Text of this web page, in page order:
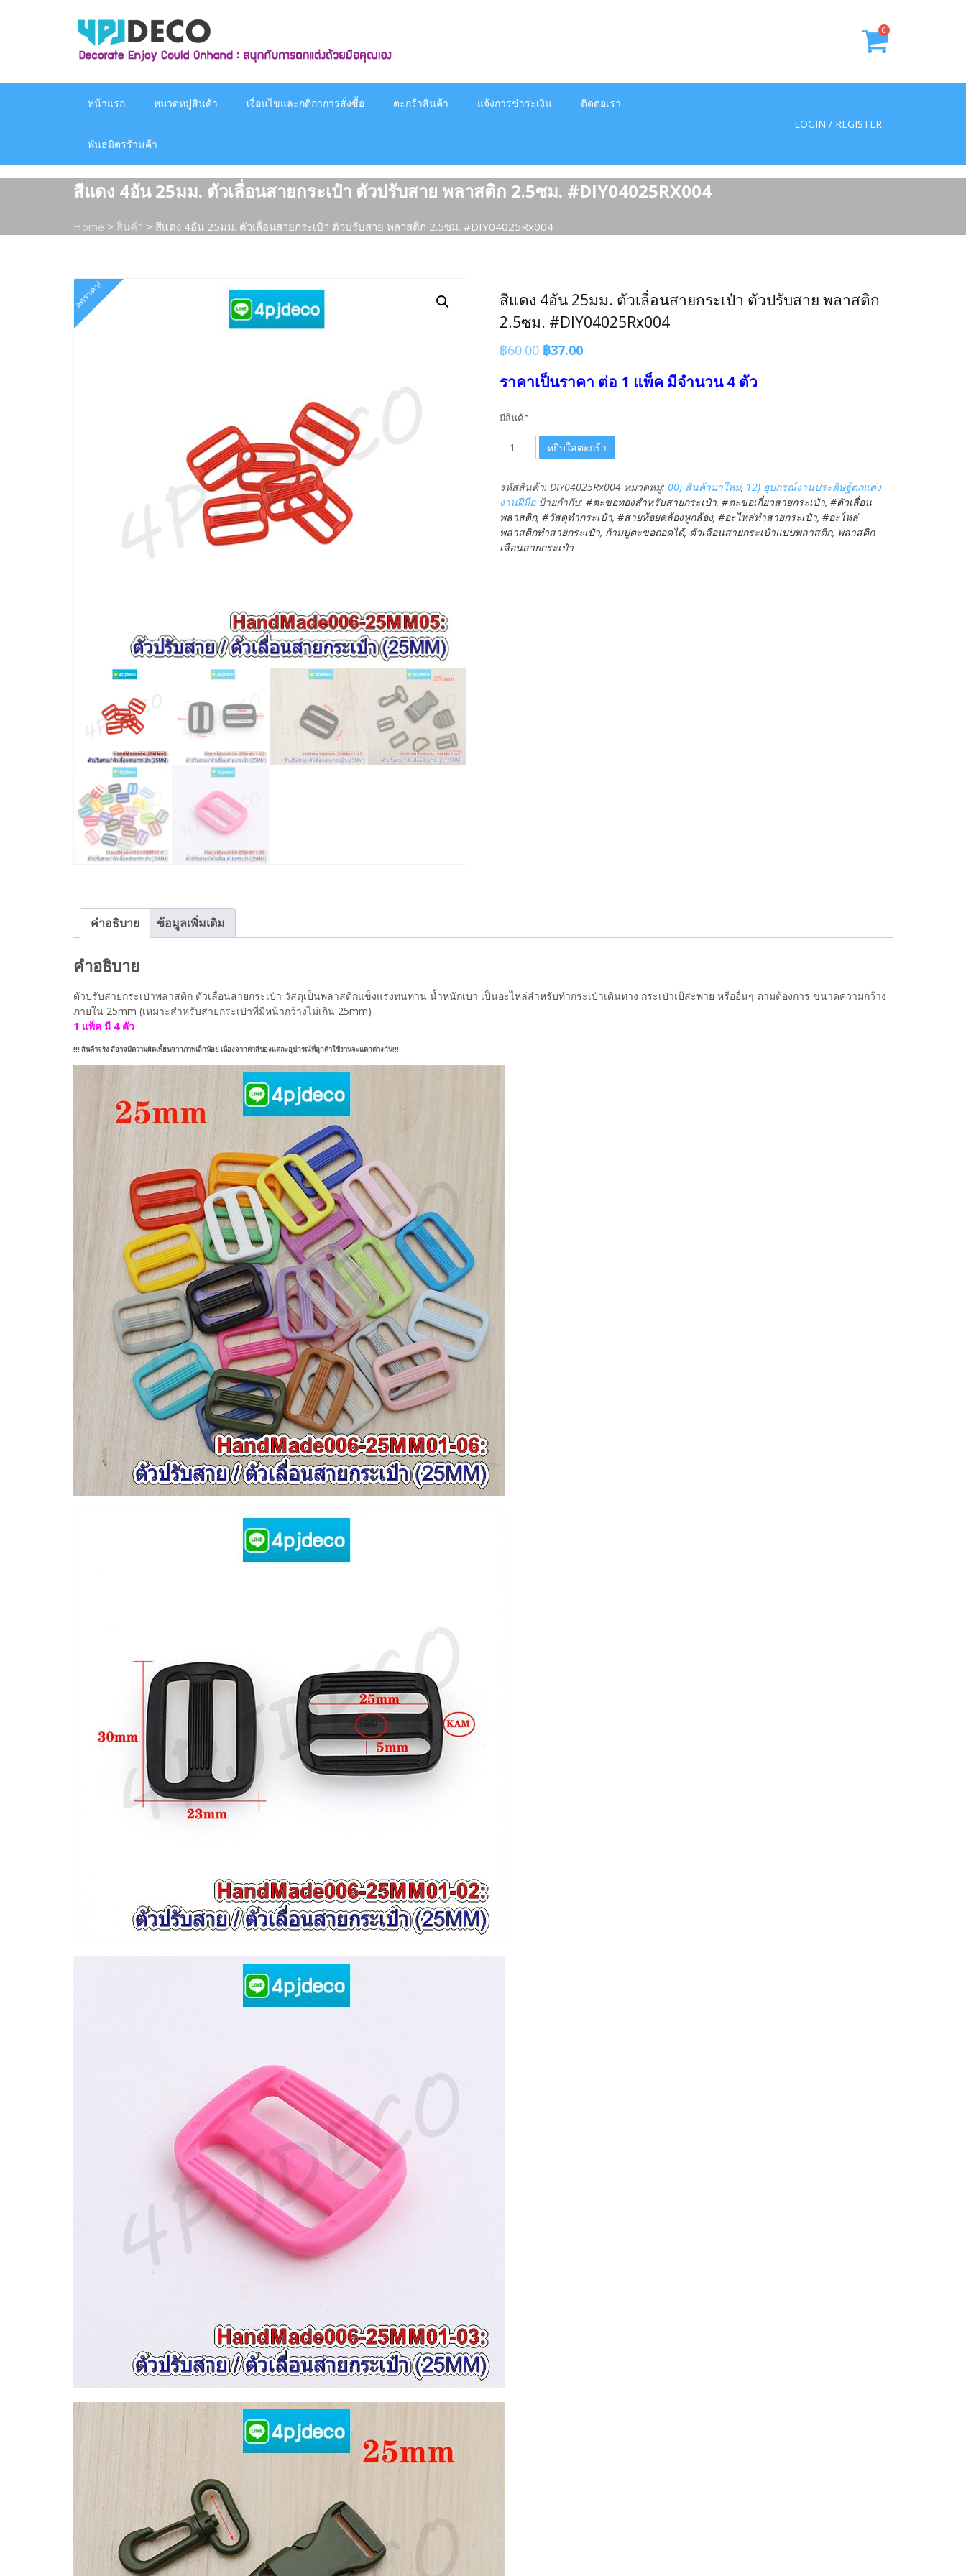
0
หน้าแรก หมวดหมู่สินค้า เงื่อนไขและกติกาการสั่งซื้อ ตะกร้าสินค้า แจ้งการชำระเงิน ติดต่อเรา
พันธมิตรร้านค้า
LOGIN / REGISTER
สีแดง 4อัน 25มม. ตัวเลื่อนสายกระเป๋า ตัวปรับสาย พลาสติก 2.5ซม. #DIY04025RX004
Home > สินค้า > สีแดง 4อัน 25มม. ตัวเลื่อนสายกระเป๋า ตัวปรับสาย พลาสติก 2.5ซม. #DIY04025Rx004
ลดราคา!
สีแดง 4อัน 25มม. ตัวเลื่อนสายกระเป๋า ตัวปรับสาย พลาสติก
2.5ซม. #DIY04025Rx004
฿60.00 Original
price
was:
฿37.00Current
is:
ราคาเป็นราคา ต่อ 1 แพ็ค มีจำนวน 4 ตัว
มีสินค้า
จำนวน
สี
4อัน
25มม.
ตัว
เลื่อน
สาย
หยิบใส่ตะกร้า
รหัสสินค้า: DIY04025Rx004 หมวดหมู่: 00) สินค้ามาใหม่, 12) อุปกรณ์งานประดิษฐ์ตกแต่ง
งานฝีมือ ป้ายกำกับ: #ตะขอทองสำหรับสายกระเป๋า, #ตะขอเกี่ยวสายกระเป๋า, #ตัวเลื่อน
พลาสติก, #วัสดุทำกระเป๋า, #สายห้อยคล้องหูกล้อง, #อะไหล่ทำสายกระเป๋า, #อะไหล่
พลาสติกทำสายกระเป๋า, ก้ามปูตะขอถอดได้, ตัวเลื่อนสายกระเป๋าแบบพลาสติก, พลาสติก
เลื่อนสายกระเป๋า
คำอธิบาย ข้อมูลเพิ่มเติม
คำอธิบาย
ตัวปรับสายกระเป๋าพลาสติก ตัวเลื่อนสายกระเป๋า วัสดุเป็นพลาสติกแข็งแรงทนทาน น้ำหนักเบา เป็นอะไหล่สำหรับทำกระเป๋าเดินทาง กระเป๋าเป้สะพาย หรืออื่นๆ ตามต้องการ ขนาดความกว้าง
ภายใน 25mm (เหมาะสำหรับสายกระเป๋าที่มีหน้ากว้างไม่เกิน 25mm)
1 แพ็ค มี 4 ตัว
!!! สินค้าจริง สีอาจมีความผิดเพี้ยนจากภาพเล็กน้อย เนื่องจากค่าสีของแต่ละอุปกรณ์ที่ลูกค้าใช้งานจะแตกต่างกัน!!!